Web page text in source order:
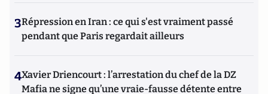
3Répression en Iran : ce qui s'est vraiment passé
pendant que Paris regardait ailleurs
4Xavier Driencourt : l’arrestation du chef de la DZ
Mafia ne signe qu’une vraie-fausse détente entre